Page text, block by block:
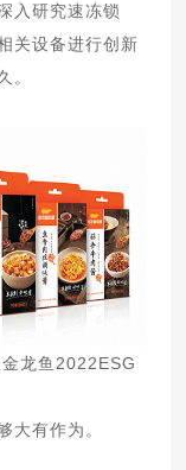
入研究速冻锁
关设备进行创新
。
龙鱼2022ESG
大有作为。